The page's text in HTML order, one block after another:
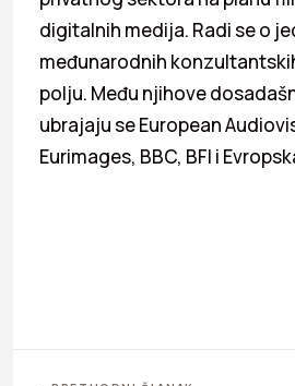
digitalnih medija. Radi se o
međunarodnih
polju. Među njihove
ubrajaju se European
Eurimages, BBC, BFI i